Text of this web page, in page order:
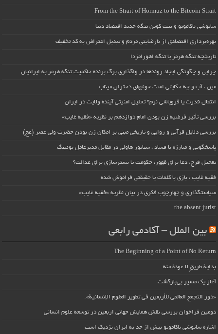
From the Strait of Hormuz to the Bitcoin Strait
ساتوشی ناکاموتو و بیت کوین تنگه جدید اقتصاد دنیا
بهره‌برداری اقتصادی از نارضایتی مردم و تبدیل اعتراض به کد تخفیف
تاریخچه تنگه هرمز یا تنگه اهورامزدا
چرایی و چگونگی ایجاد روندها در واگذاری برگ برنده حاکمیت تنگه هرمز به ایرانیان
مین ، آب و چه حکایتی است خونبهای دختران میناب
انتقال قدرت یا فروپاشی نرم؟ تحلیل امنیتی آینده ولایت در ایران
بررسی تأثیر فرضیه زن بودن امام دوازدهم بر نظریه «فقیه غایب»
بررسی دلایل قرآنی و روایی و تاریخی مبنی بر امکان زن بودن حضرت ولی عصر (عج)
پاسخگویی و مبارزه با فساد ، سناتور هاولی در مقابل مدیرعامل بوئینگ
تعجیل فرج: دعا برای ظهور، حکومت یا بسترسازی برای عدالت؟
فقیه غایب ، بازی با کلمات یا حقیقتی فراموش شده
سیاستگذاری و چهارچوب فکری در بیان نظریه «فقیه غایب»
the absent jurist
بین الملل – آکادمی رابعی
The Beginning of a Point of No Return
بداية طريقٍ لا عودة منه
آغاز یک مسیر بی‌بازگشت
«دور التجمع العالمي للأربعين في تطوير العلوم الإنسانية».
دومین فراخوان بررسی نقش همایش جهانی اربعین در توسعه علوم انسانی
اشاره ساتوشی ناکاموتو بیش از حد به ایران نزدیک است